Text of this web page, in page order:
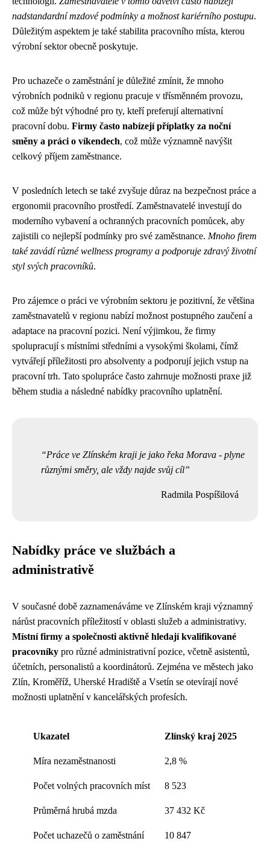
nadstandardní mzdové podmínky a možnost kariérního postupu.
Důležitým aspektem je také stabilita pracovního místa, kterou
výrobní sektor obecně poskytuje.
Pro uchazeče o zaměstnání je důležité zmínit, že mnoho
výrobních podniků v regionu pracuje v třísměnném provozu,
což může být výhodné pro ty, kteří preferují alternativní
pracovní dobu. Firmy často nabízejí příplatky za noční
směny a práci o víkendech, což může významně navýšit
celkový příjem zaměstnance.
V posledních letech se také zvyšuje důraz na bezpečnost práce a
ergonomii pracovního prostředí. Zaměstnavatelé investují do
moderního vybavení a ochranných pracovních pomůcek, aby
zajistili co nejlepší podmínky pro své zaměstnance. Mnoho firem
také zavádí různé wellness programy a podporuje zdravý životní
styl svých pracovníků.
Pro zájemce o práci ve výrobním sektoru je pozitivní, že většina
zaměstnavatelů v regionu nabízí možnost postupného zaučení a
adaptace na pracovní pozici. Není výjimkou, že firmy
spolupracují s místními středními a vysokými školami, čímž
vytvářejí příležitosti pro absolventy a podporují jejich vstup na
pracovní trh. Tato spolupráce často zahrnuje možnosti praxe již
během studia a následné nabídky pracovního uplatnění.
Práce ve Zlínském kraji je jako řeka Morava - plyne
různými směry, ale vždy najde svůj cíl
Radmila Pospíšilová
Nabídky práce ve službách a
administrativě
V současné době zaznamenáváme ve Zlínském kraji významný
nárůst pracovních příležitostí v oblasti služeb a administrativy.
Místní firmy a společnosti aktivně hledají kvalifikované
pracovníky pro různé administrativní pozice, včetně asistentů,
účetních, personalistů a koordinátorů. Zejména ve městech jako
Zlín, Kroměříž, Uherské Hradiště a Vsetín se otevírají nové
možnosti uplatnění v kancelářských profesích.
Ukazatel Zlínský kraj 2025
Míra nezaměstnanosti 2,8 %
Počet volných pracovních míst 8 523
Průměrná hrubá mzda 37 432 Kč
Počet uchazečů o zaměstnání 10 847